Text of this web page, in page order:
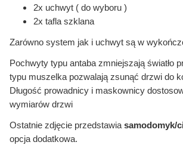
2x uchwyt ( do wyboru )
2x tafla szklana
Zarówno system jak i uchwyt są w
Pochwyty typu antaba zmniejszają światło
typu muszelka pozwalają zsunąć drzwi do
Długość prowadnicy i maskownicy
wymiarów drzwi
Ostatnie zdjęcie przedstawia samodomyk/
opcja dodatkowa.